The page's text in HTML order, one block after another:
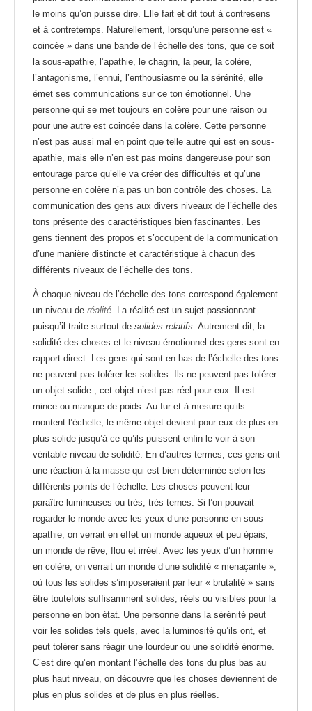
le moins qu’on puisse dire. Elle fait et dit tout à contresens
et à contretemps. Naturellement, lorsqu’une personne est «
coincée » dans une bande de l’échelle des tons, que ce soit
la sous-apathie, l’apathie, le chagrin, la peur, la colère,
l’antagonisme, l’ennui, l’enthousiasme ou la sérénité, elle
émet ses communications sur ce ton émotionnel. Une
personne qui se met toujours en colère pour une raison ou
pour une autre est coincée dans la colère. Cette personne
n’est pas aussi mal en point que telle autre qui est en sous-
apathie, mais elle n’en est pas moins dangereuse pour son
entourage parce qu’elle va créer des difficultés et qu’une
personne en colère n’a pas un bon contrôle des choses. La
communication des gens aux divers niveaux de l’échelle des
tons présente des caractéristiques bien fascinantes. Les
gens tiennent des propos et s’occupent de la communication
d’une manière distincte et caractéristique à chacun des
différents niveaux de l’échelle des tons.
À chaque niveau de l’échelle des tons correspond également
un niveau de réalité
La réalité est un sujet passionnant
puisqu’il traite surtout de solides relatifs. Autrement dit, la
solidité des choses et le niveau émotionnel des gens sont en
rapport direct. Les gens qui sont en bas de l’échelle des tons
ne peuvent pas tolérer les solides. Ils ne peuvent pas tolérer
un objet solide ; cet objet n’est pas réel pour eux. Il est
mince ou manque de poids. Au fur et à mesure qu’ils
montent l’échelle, le même objet devient pour eux de plus en
plus solide jusqu’à ce qu’ils puissent enfin le voir à son
véritable niveau de solidité.
En d’autres termes, ces gens ont
une réaction à la masse qui est bien déterminée selon les
différents points de l’échelle. Les choses peuvent leur
paraître lumineuses ou très, très ternes. Si l’on pouvait
regarder le monde avec les yeux d’une personne en sous-
apathie, on verrait en effet un monde aqueux et peu épais,
un monde de rêve, flou et irréel. Avec les yeux d’un homme
en colère, on verrait un monde d’une solidité « menaçante »,
où tous les solides s’imposeraient par leur « brutalité » sans
être toutefois suffisamment solides, réels ou visibles pour la
personne en bon état. Une personne dans la sérénité peut
voir les solides tels quels, avec la luminosité qu’ils ont, et
peut tolérer sans réagir une lourdeur ou une solidité énorme.
C’est dire qu’en montant l’échelle des tons du plus bas au
plus haut niveau, on découvre que les choses deviennent de
plus en plus solides et de plus en plus réelles.